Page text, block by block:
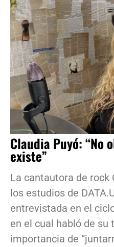
Claudia Puyó: “No
existe”
La cantautora de rock
los estudios de
entrevistada en el
en el cual habló de su
importancia de